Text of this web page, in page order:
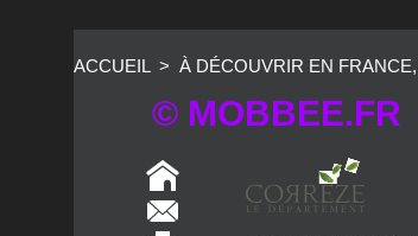
ACCUEIL > À DÉCOUVRIR EN
© MOBBEE.FR